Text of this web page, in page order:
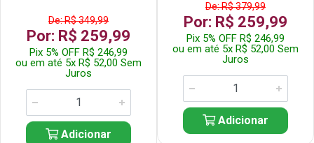
De: R$ 349,99
Por: R$ 259,99
Pix 5% OFF R$ 246,99
ou em até 5x R$ 52,00 Sem
Juros
Adicionar
De: R$ 379,99
Por: R$ 259,99
Pix 5% OFF R$ 246,99
ou em até 5x R$ 52,00 Sem
Juros
Adicionar